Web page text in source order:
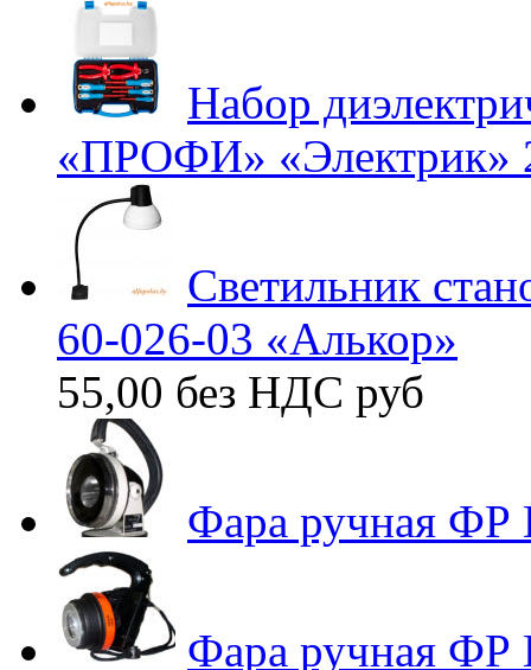
Набор
«ПРОФИ» «Электрик»
Светильник
60-026-03 «Алькор»
55,00 без НДС руб
Фара ручная ФР
Фара ручная